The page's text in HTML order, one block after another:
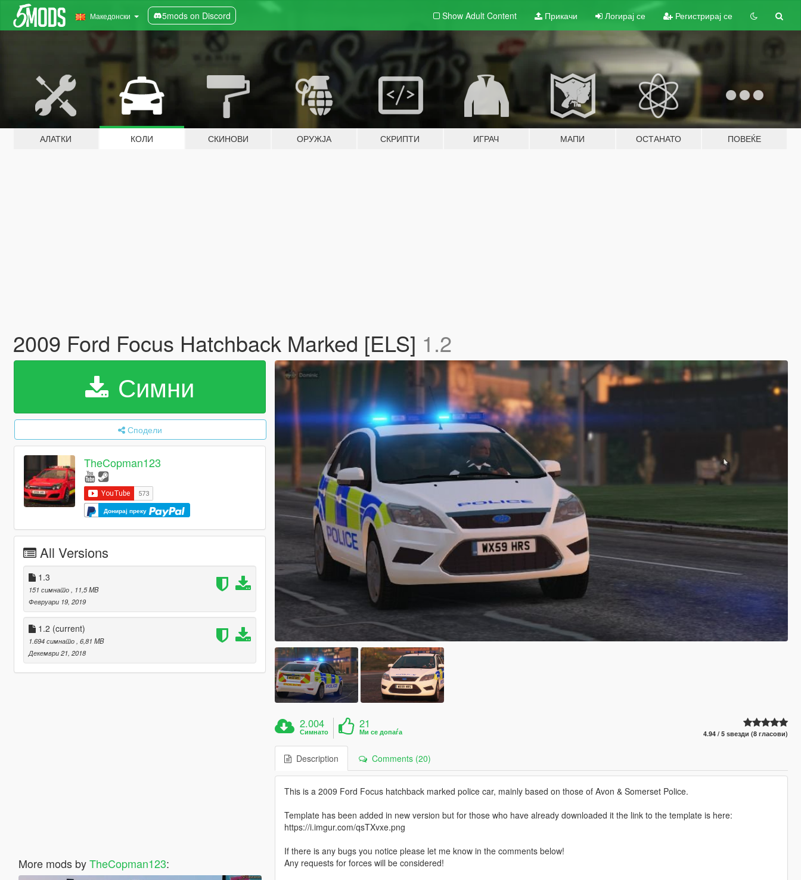
Македонски 5mods on Discord Show Adult Content Прикачи Логирај се Регистрирај се
АЛАТКИ КОЛИ СКИНОВИ ОРУЖЈА СКРИПТИ ИГРАЧ МАПИ ОСТАНАТО ПОВЕЌЕ
2009 Ford Focus Hatchback Marked [ELS] 1.2
Симни
Сподели
TheCopman123
Донирај преку
All Versions
1.3
151 симнато, 11,5 MB
Февруари 19, 2019
1.2 (current)
1.694 симнато, 6,81 MB
Декември 21, 2018
More mods byTheCopman123:
2.004
Симнато
21
Ми се допаѓа 4.94 / 5 ѕвезди (8 гласови)
Description Comments (20)
This is a 2009 Ford Focus hatchback marked police car, mainly based on those of Avon & Somerset Police.
Template has been added in new version but for those who have already downloaded it the link to the template is here:
https://i.imgur.com/qsTXvxe.png
If there is any bugs you notice please let me know in the comments below!
Any requests for forces will be considered!